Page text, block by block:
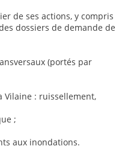
de ses actions, y compris
dossiers de demande de
(portés par
Vilaine : ruissellement,
;
aux inondations.